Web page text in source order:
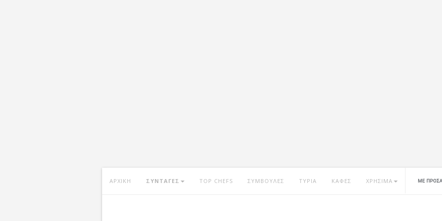
ΑΡΧΙΚΗ ΣΥΝΤΑΓΕΣ TOP CHEFS ΣΥΜΒΟΥΛΕΣ ΤΥΡΙΑ ΚΑΦΕΣ ΧΡΗΣΙΜΑ